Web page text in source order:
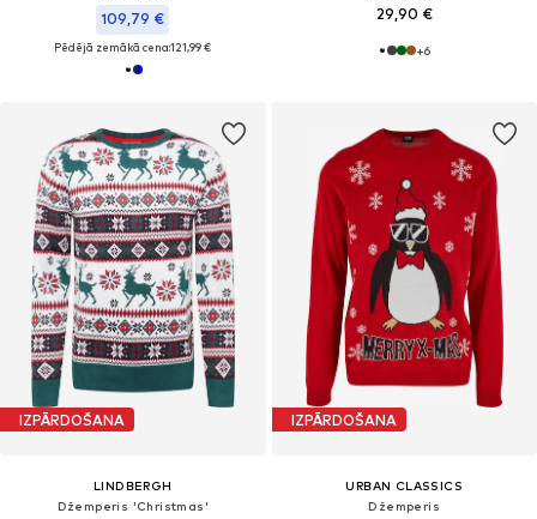
109,79 €
Pēdējā zemākā cena:121,99 €
29,90 €
+6
IZPĀRDOŠANA
LINDBERGH
Džemperis 'Christmas'
IZPĀRDOŠANA
URBAN CLASSICS
Džemperis